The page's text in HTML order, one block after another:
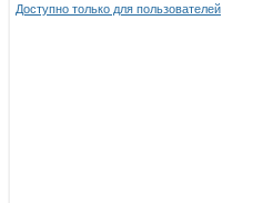
Доступно только для пользователей